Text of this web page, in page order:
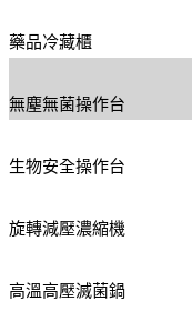
藥品冷藏櫃
無塵無菌操作台
生物安全操作台
旋轉減壓濃縮機
高溫高壓滅菌鍋